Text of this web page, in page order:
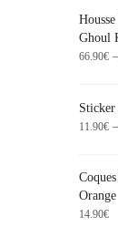
Ghoul
66.90€ –
Sticker
11.90€ –
Orange
14.90€